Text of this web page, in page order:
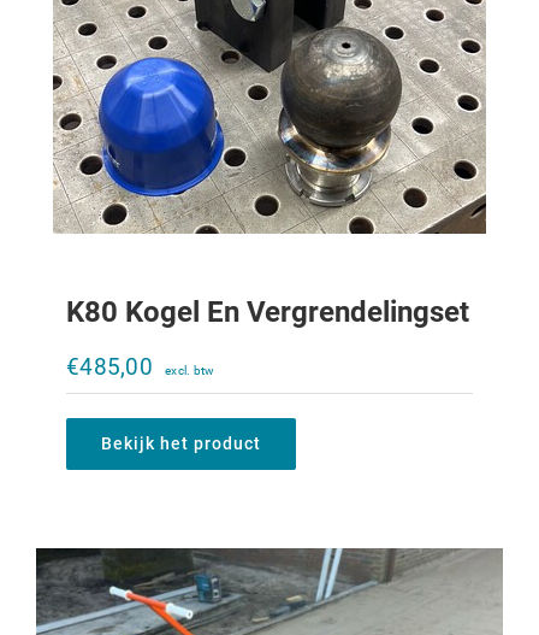
K80 Kogel En Vergrendelingset
€485,00
Bekijk het product
€750,00